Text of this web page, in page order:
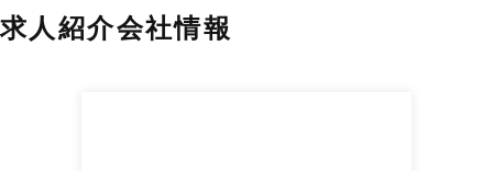
求人紹介会社情報